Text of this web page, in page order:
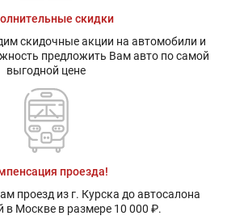
скидки
скидочные акции на автомобили и
предложить Вам авто по самой
выгодной цене
проезда!
проезд из г. Курска до автосалона
в Москве в размере 10 000 ₽.